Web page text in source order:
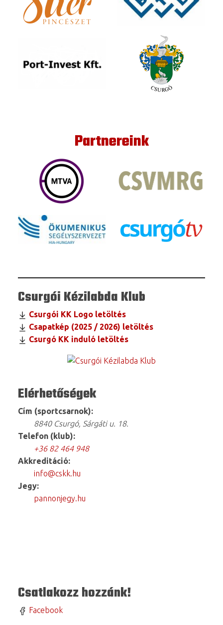
Partnereink
Csurgói Kézilabda Klub
Csurgói KK Logo letöltés
Csapatkép (2025 / 2026) letöltés
Csurgó KK induló letöltés
Elérhetőségek
Cím (sportcsarnok):
8840 Csurgó, Sárgáti u. 18.
Telefon (klub):
+36 82 464 948
Akkreditáció:
info@cskk.hu
Jegy:
pannonjegy.hu
Csatlakozz hozzánk!
Facebook